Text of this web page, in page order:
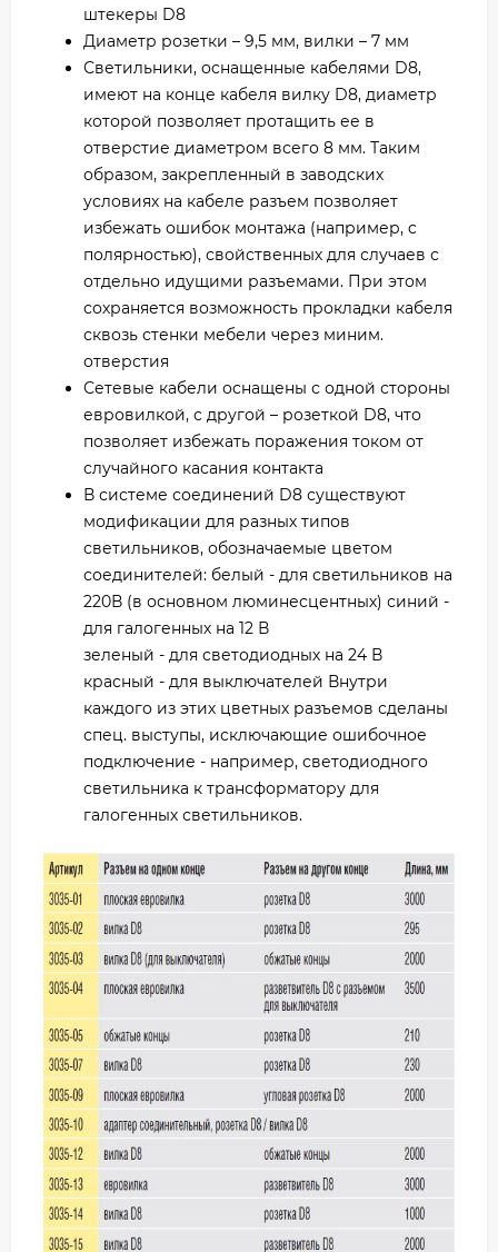
штекеры D8
Диаметр розетки – 9,5 мм, вилки – 7 мм
Светильники, оснащенные кабелями D8,
имеют на конце кабеля вилку D8, диаметр
которой позволяет протащить ее в
отверстие диаметром всего 8 мм. Таким
образом, закрепленный в заводских
условиях на кабеле разъем позволяет
избежать ошибок монтажа (например, c
полярностью), свойственных для случаев с
отдельно идущими разъемами. При этом
сохраняется возможность прокладки кабеля
сквозь стенки мебели через миним.
отверстия
Сетевые кабели оснащены с одной стороны
евровилкой, с другой – розеткой D8, что
позволяет избежать поражения током от
случайного касания контакта
В системе соединений D8 существуют
модификации для разных типов
светильников, обозначаемые цветом
соединителей: белый - для светильников на
220В (в основном люминесцентных) синий -
для галогенных на 12 В
зеленый - для светодиодных на 24 В
красный - для выключателей Внутри
каждого из этих цветных разъемов сделаны
спец. выступы, исключающие ошибочное
подключение - например, светодиодного
светильника к трансформатору для
галогенных светильников.